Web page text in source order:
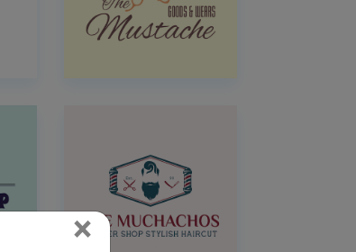
× Close